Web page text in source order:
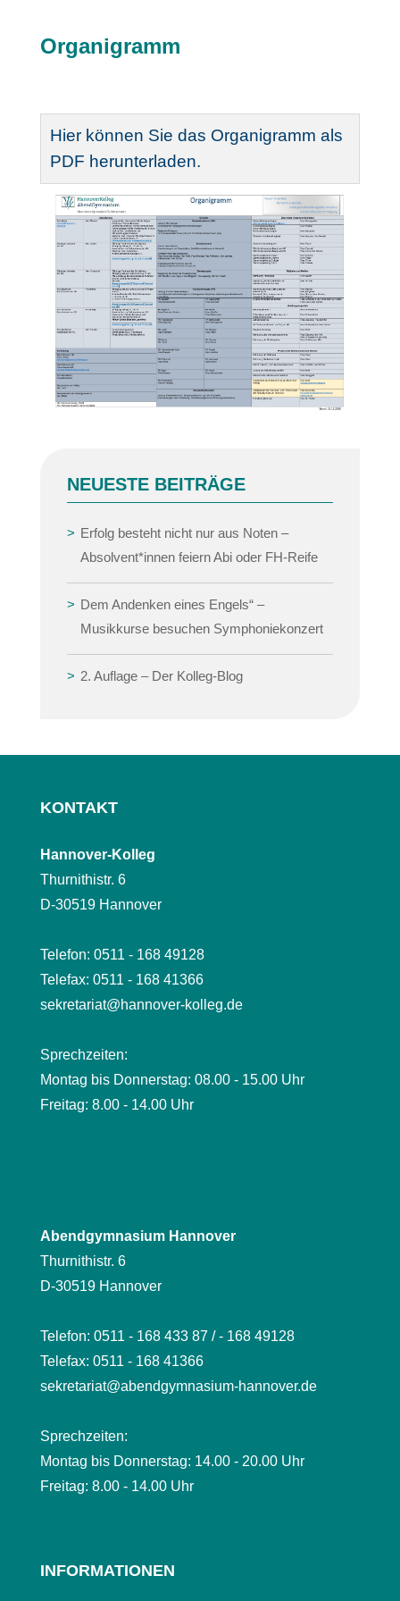
Organigramm
Hier können Sie das Organigramm als
PDF herunterladen.
NEUESTE BEITRÄGE
Erfolg besteht nicht nur aus Noten –
Absolvent*innen feiern Abi oder FH-Reife
Dem Andenken eines Engels“ –
Musikkurse besuchen Symphoniekonzert
2. Auflage – Der Kolleg-Blog
KONTAKT
Hannover-Kolleg
Thurnithistr. 6
D-30519 Hannover
Telefon: 0511 - 168 49128
Telefax: 0511 - 168 41366
sekretariat@hannover-kolleg.de
Sprechzeiten:
Montag bis Donnerstag: 08.00 - 15.00 Uhr
Freitag: 8.00 - 14.00 Uhr
Abendgymnasium Hannover
Thurnithistr. 6
D-30519 Hannover
Telefon: 0511 - 168 433 87 / - 168 49128
Telefax: 0511 - 168 41366
sekretariat@abendgymnasium-hannover.de
Sprechzeiten:
Montag bis Donnerstag: 14.00 - 20.00 Uhr
Freitag: 8.00 - 14.00 Uhr
INFORMATIONEN